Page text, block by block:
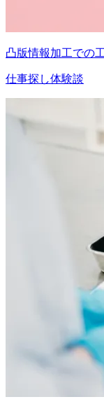
凸版情報加工での
仕事探し体験談